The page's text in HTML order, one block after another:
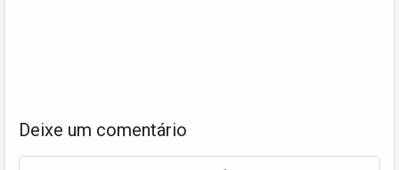
Deixe um comentário